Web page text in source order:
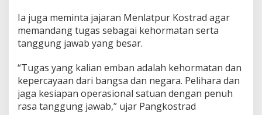
Ia juga meminta jajaran Menlatpur Kostrad agar
memandang tugas sebagai kehormatan serta
tanggung jawab yang besar.
“Tugas yang kalian emban adalah kehormatan dan
kepercayaan dari bangsa dan negara. Pelihara dan
jaga kesiapan operasional satuan dengan penuh
rasa tanggung jawab,” ujar Pangkostrad